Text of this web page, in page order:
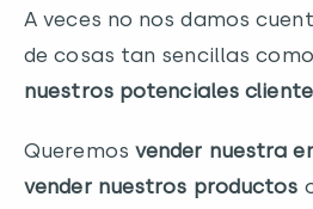
A veces no nos damos
de cosas tan sencillas
nuestros potenciales
Queremos vender nuestra
vender nuestros productos